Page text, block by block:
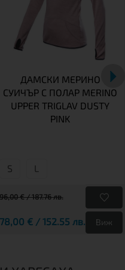
ДАМСКИ МЕРИНО
СУИЧЪР С ПОЛАР MERINO
UPPER TRIGLAV DUSTY
PINK
S L
96,00 € / 187.76 лв.
78,00 € / 152.55 лв. Виж